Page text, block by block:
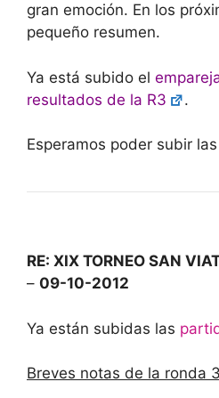
gran emoción. En los
pequeño resumen.
Ya está subido el
resultados de la R3
.
Esperamos poder subir
RE: XIX TORNEO SAN
– 09-10-2012
Ya están subidas las
Breves notas de la ronda 3